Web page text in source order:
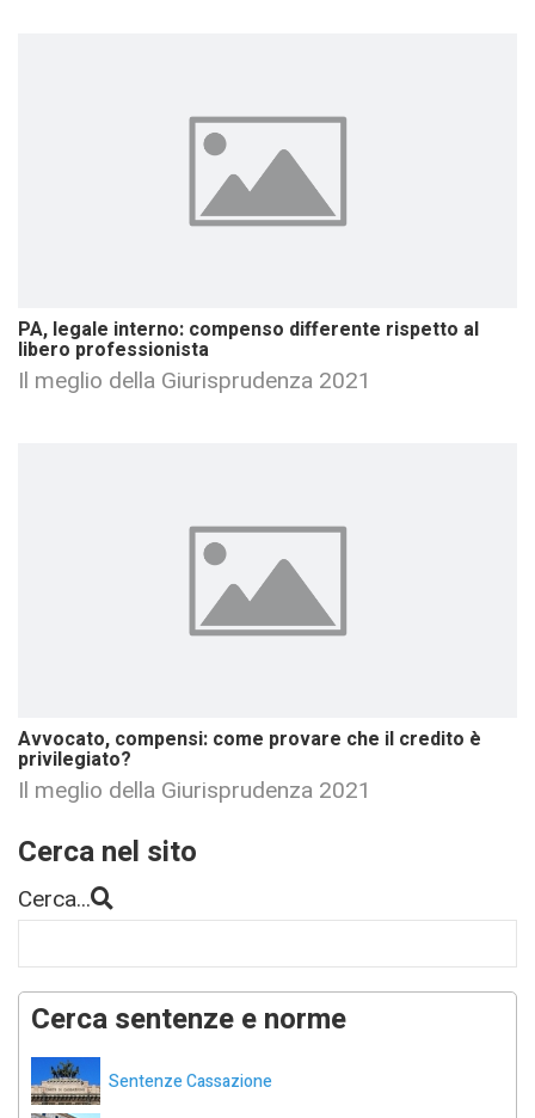
PA, legale interno: compenso differente rispetto al
libero professionista
Il meglio della Giurisprudenza 2021
Avvocato, compensi: come provare che il credito è
privilegiato?
Il meglio della Giurisprudenza 2021
Cerca nel sito
Cerca...
Cerca sentenze e norme
Sentenze Cassazione